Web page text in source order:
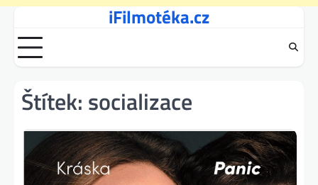
content
iFilmotéka.cz
Štítek: socializace